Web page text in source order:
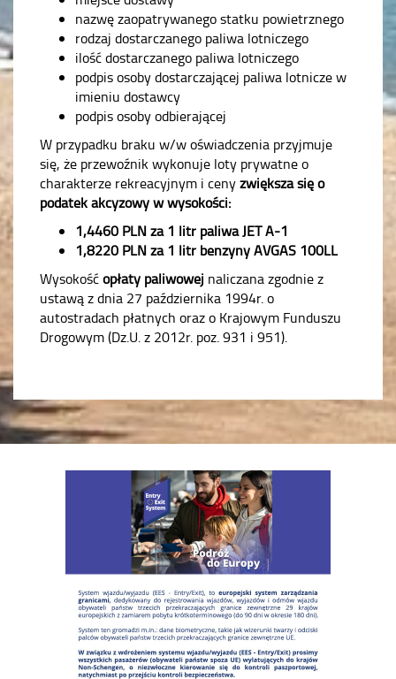
nazwę zaopatrywanego statku powietrznego
rodzaj dostarczanego paliwa lotniczego
ilość dostarczanego paliwa lotniczego
podpis osoby dostarczającej paliwa lotnicze w
imieniu dostawcy
podpis osoby odbierającej
W przypadku braku w/w oświadczenia przyjmuje
się, że przewoźnik wykonuje loty prywatne o
charakterze rekreacyjnym i cenyzwiększa się o
podatek akcyzowy w wysokości:
1,4460 PLN za 1 litr paliwa JET A-1
1,8220 PLN za 1 litr benzyny AVGAS 100LL
Wysokośćopłaty paliwowej naliczana zgodnie z
ustawą z dnia 27 października 1994r. o
autostradach płatnych oraz o Krajowym Funduszu
Drogowym (Dz.U. z 2012r. poz. 931 i 951).